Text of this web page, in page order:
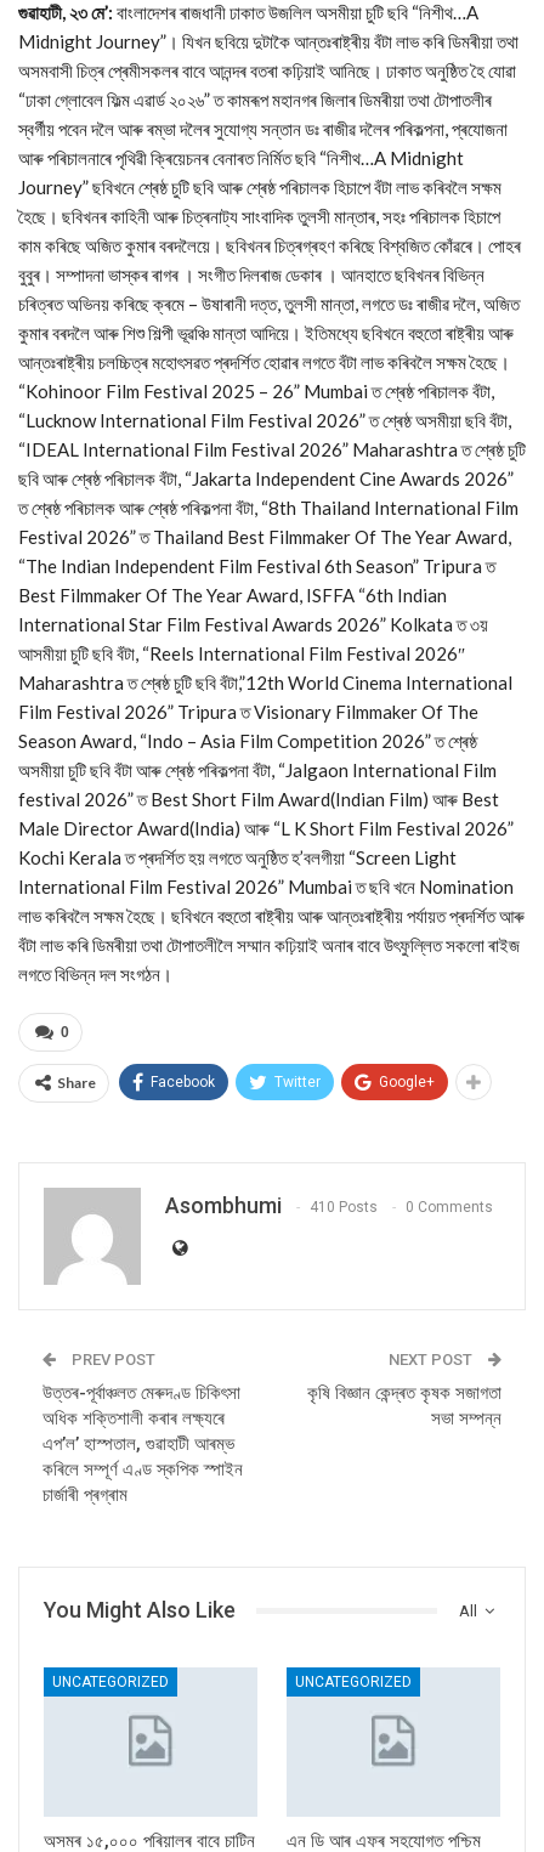
গুৱাহাটী, ২৩ মে’: বাংলাদেশৰ ৰাজধানী ঢাকাত উজলিল অসমীয়া চুটি ছবি “নিশীথ…A
Midnight Journey”। যিখন ছবিয়ে দুটাকৈ আন্তঃৰাষ্ট্ৰীয় বঁটা লাভ কৰি ডিমৰীয়া তথা
অসমবাসী চিত্ৰ প্ৰেমীসকলৰ বাবে আনন্দৰ বতৰা কঢ়িয়াই আনিছে। ঢাকাত অনুষ্ঠিত হৈ যোৱা
“ঢাকা গ্লোবেল ফিল্ম এৱাৰ্ড ২০২৬” ত কামৰূপ মহানগৰ জিলাৰ ডিমৰীয়া তথা টোপাতলীৰ
স্বৰ্গীয় পবেন দলৈ আৰু ৰম্ভা দলৈৰ সুযোগ্য সন্তান ডঃ ৰাজীৱ দলৈৰ পৰিকল্পনা, প্ৰযোজনা
আৰু পৰিচালনাৰে পৃথিৱী ক্ৰিয়েচনৰ বেনাৰত নিৰ্মিত ছবি “নিশীথ…A Midnight
Journey” ছবিখনে শ্ৰেষ্ঠ চুটি ছবি আৰু শ্ৰেষ্ঠ পৰিচালক হিচাপে বঁটা লাভ কৰিবলৈ সক্ষম
হৈছে। ছবিখনৰ কাহিনী আৰু চিত্ৰনাট্য সাংবাদিক তুলসী মান্তাৰ, সহঃ পৰিচালক হিচাপে
কাম কৰিছে অজিত কুমাৰ বৰদলৈয়ে। ছবিখনৰ চিত্ৰগ্ৰহণ কৰিছে বিশ্বজিত কোঁৱৰে। পোহৰ
বুবুৰ। সম্পাদনা ভাস্কৰ ৰাগৰ । সংগীত দিলৰাজ ডেকাৰ । আনহাতে ছবিখনৰ বিভিন্ন
চৰিত্ৰত অভিনয় কৰিছে ক্ৰমে – উষাৰানী দত্ত, তুলসী মান্তা, লগতে ডঃ ৰাজীৱ দলৈ, অজিত
কুমাৰ বৰদলৈ আৰু শিশু শিল্পী ভূৱঞ্চি মান্তা আদিয়ে। ইতিমধ্যে ছবিখনে বহুতো ৰাষ্ট্ৰীয় আৰু
আন্তঃৰাষ্ট্ৰীয় চলচ্চিত্ৰ মহোৎসৱত প্ৰদৰ্শিত হোৱাৰ লগতে বঁটা লাভ কৰিবলৈ সক্ষম হৈছে।
“Kohinoor Film Festival 2025 – 26” Mumbai ত শ্ৰেষ্ঠ পৰিচালক বঁটা,
“Lucknow International Film Festival 2026” ত শ্ৰেষ্ঠ অসমীয়া ছবি বঁটা,
“IDEAL International Film Festival 2026” Maharashtra ত শ্ৰেষ্ঠ চুটি
ছবি আৰু শ্ৰেষ্ঠ পৰিচালক বঁটা, “Jakarta Independent Cine Awards 2026”
ত শ্ৰেষ্ঠ পৰিচালক আৰু শ্ৰেষ্ঠ পৰিকল্পনা বঁটা, “8th Thailand International Film
Festival 2026” ত Thailand Best Filmmaker Of The Year Award,
“The Indian Independent Film Festival 6th Season” Tripura ত
Best Filmmaker Of The Year Award, ISFFA “6th Indian
International Star Film Festival Awards 2026” Kolkata ত ৩য়
আসমীয়া চুটি ছবি বঁটা, “Reels International Film Festival 2026″
Maharashtra ত শ্ৰেষ্ঠ চুটি ছবি বঁটা,”12th World Cinema International
Film Festival 2026” Tripura ত Visionary Filmmaker Of The
Season Award, “Indo – Asia Film Competition 2026” ত শ্ৰেষ্ঠ
অসমীয়া চুটি ছবি বঁটা আৰু শ্ৰেষ্ঠ পৰিকল্পনা বঁটা, “Jalgaon International Film
festival 2026” ত Best Short Film Award(Indian Film) আৰু Best
Male Director Award(India) আৰু “L K Short Film Festival 2026”
Kochi Kerala ত প্ৰদৰ্শিত হয় লগতে অনুষ্ঠিত হ’বলগীয়া “Screen Light
International Film Festival 2026” Mumbai ত ছবি খনে Nomination
লাভ কৰিবলৈ সক্ষম হৈছে। ছবিখনে বহুতো ৰাষ্ট্ৰীয় আৰু আন্তঃৰাষ্ট্ৰীয় পৰ্যায়ত প্ৰদৰ্শিত আৰু
বঁটা লাভ কৰি ডিমৰীয়া তথা টোপাতলীলৈ সম্মান কঢ়িয়াই অনাৰ বাবে উৎফুল্লিত সকলো ৰাইজ
লগতে বিভিন্ন দল সংগঠন।
0
Share Facebook Twitter Google+
Asombhumi 410 Posts 0 Comments
PREV POST
উত্তৰ-পূৰ্বাঞ্চলত মেৰুদণ্ড চিকিৎসা
অধিক শক্তিশালী কৰাৰ লক্ষ্যৰে
এপ’ল’ হাস্পতাল, গুৱাহাটী আৰম্ভ
কৰিলে সম্পূর্ণ এণ্ড স্কপিক স্পাইন
চাৰ্জাৰী প্ৰগ্ৰাম
NEXT POST
কৃষি বিজ্ঞান কেন্দ্ৰত কৃষক সজাগতা
সভা সম্পন্ন
All
You Might Also Like
UNCATEGORIZED
অসমৰ ১৫,০০০ পৰিয়ালৰ বাবে চাটিন
UNCATEGORIZED
এন ডি আৰ এফৰ সহযোগত পশ্চিম